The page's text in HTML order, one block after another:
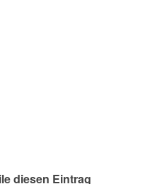
diesen Eintrag